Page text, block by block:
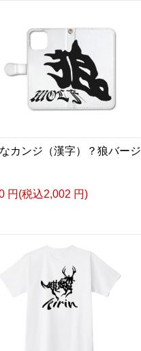
カンジ（漢字）？狼バージ
円(税込2,002 円)